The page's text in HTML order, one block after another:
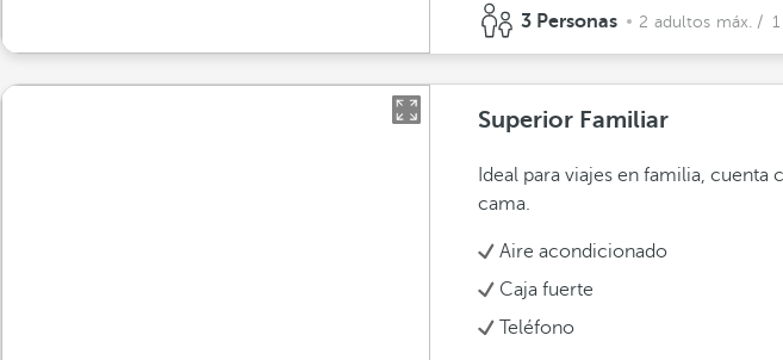
3 Personas 2 adultos máx. / 1
Superior Familiar
Ideal para viajes en familia, cuenta
cama.
Aire acondicionado
Caja fuerte
Teléfono